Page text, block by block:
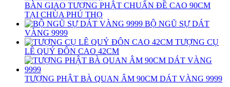
BÀN GIAO TƯỢNG PHẬT CHUẨN ĐỀ CAO 90CM
TẠI CHÙA PHÚ THỌ
BỘ NGŨ SỰ DÁT
VÀNG 9999
TƯỢNG CỤ
LÊ QUÝ ĐÔN CAO 42CM
TƯỢNG PHẬT BÀ QUAN ÂM 90CM DÁT VÀNG 9999